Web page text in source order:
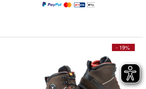
- 19%